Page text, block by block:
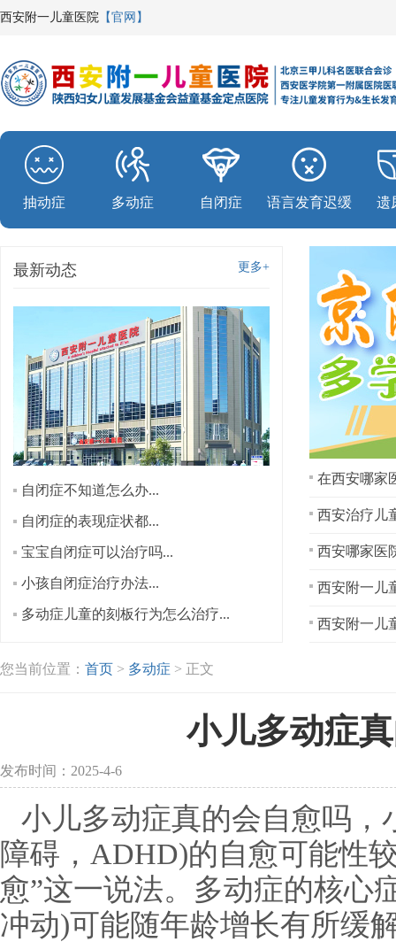
西安附一儿童医院 【官网】
抽动症 多动症 自闭症 语言发育迟缓 遗
更多+
最新动态
自闭症不知道怎么办...
自闭症的表现症状都...
宝宝自闭症可以治疗吗...
小孩自闭症治疗办法...
多动症儿童的刻板行为怎么治疗...
在西安哪家
西安治疗儿
西安附一儿
西安附一儿
您当前位置： 首页 > 多动症 > 正文
小儿多动症
发布时间：2025-4-6
小儿多动症真的会自愈吗，
障碍，ADHD)的自愈可能性
愈”这一说法。多动症的核心
冲动)可能随年龄增长有所缓